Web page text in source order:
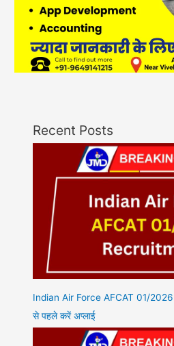
Recent Posts
Indian Air Force AFCAT 01/
से पहले करें अप्लाई